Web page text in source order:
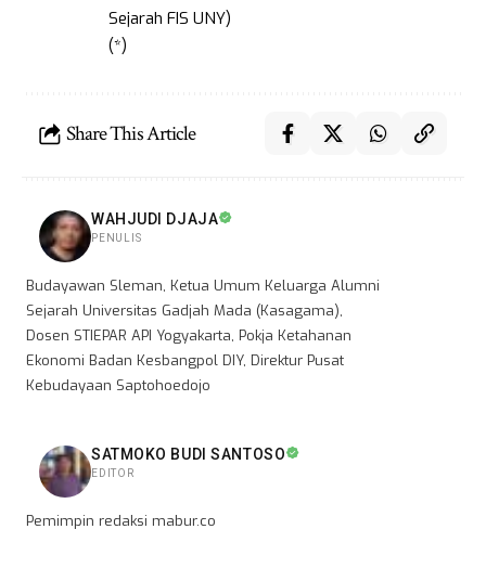
Sejarah FIS UNY)
(*)
Share This Article
WAHJUDI DJAJA
PENULIS
Budayawan Sleman, Ketua Umum Keluarga Alumni
Sejarah Universitas Gadjah Mada (Kasagama),
Dosen STIEPAR API Yogyakarta, Pokja Ketahanan
Ekonomi Badan Kesbangpol DIY, Direktur Pusat
Kebudayaan Saptohoedojo
SATMOKO BUDI SANTOSO
EDITOR
Pemimpin redaksi mabur.co